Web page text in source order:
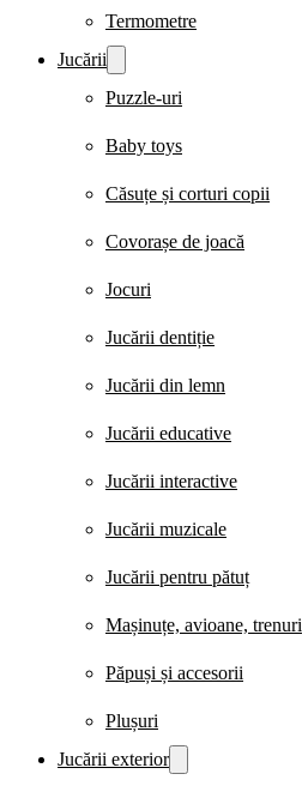
Termometre
Jucării
Puzzle-uri
Baby toys
Căsuțe și corturi copii
Covorașe de joacă
Jocuri
Jucării dentiție
Jucării din lemn
Jucării educative
Jucării interactive
Jucării muzicale
Jucării pentru pătuț
Mașinuțe, avioane, trenuri
Păpuși și accesorii
Plușuri
Jucării exterior